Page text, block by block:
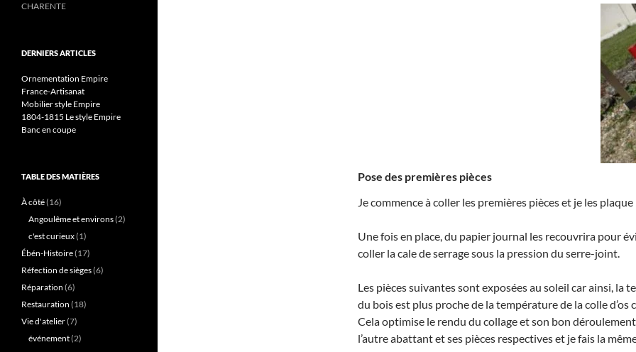
Pose des premières pièces
Je commence à coller les premières pièces et je les plaque
Une fois en place, du papier journal les recouvrira pour
coller la cale de serrage sous la pression du serre-joint.
Les pièces suivantes sont exposées au soleil car ainsi, la
du bois est plus proche de la température de la colle d’os
Cela optimise le rendu du collage et son bon
l’autre abattant et ses pièces respectives et je fais la
CHARENTE
DERNIERS ARTICLES
Ornementation Empire
France-Artisanat
Mobilier style Empire
1804-1815 Le style Empire
Banc en coupe
TABLE DES MATIÈRES
À côté(16)
Angoulême et environs(2)
c'est curieux(1)
Ébén-Histoire(17)
Réfection de sièges(6)
Réparation (6)
Restauration (18)
Vie d'atelier(7)
événement(2)